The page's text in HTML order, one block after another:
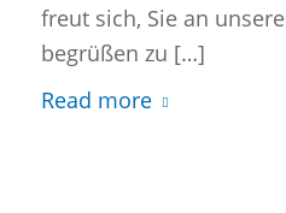
freut sich, Sie an
begrüßen zu […]
Read more